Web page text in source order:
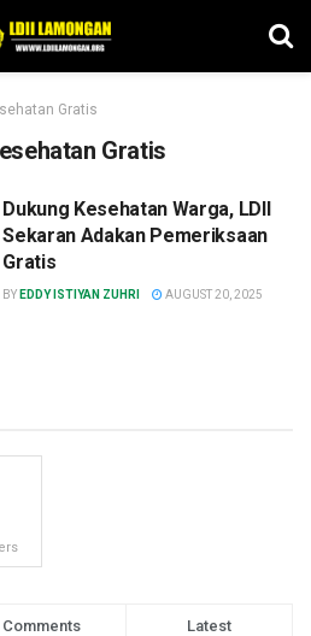
Gratis
Gratis
Dukung Kesehatan Warga, LDII
Sekaran Adakan Pemeriksaan
Gratis
BY EDDY ISTIYAN ZUHRI AUGUST 20, 2025
Comments Latest